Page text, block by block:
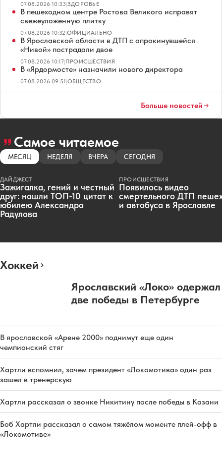
07.08.2026 10:33|ЗДОРОВЬЕ
В пешеходном центре Ростова Великого исправят
свежеуложенную плитку
07.08.2026 10:32|ОФИЦИАЛЬНО
В Ярославской области в ДТП с опрокинувшейся
«Нивой» пострадали двое
07.08.2026 10:17|ПРОИСШЕСТВИЯ
В «Ярдормосте» назначили нового директора
07.08.2026 09:51|ОБЩЕСТВО
Больше новостей
Самое читаемое
МЕСЯЦ НЕДЕЛЯ ВЧЕРА СЕГОДНЯ
ДАЙДЖЕСТ
Зажигалка, гений и честный
друг: нашли ТОП-10 цитат к
юбилею Александра
Радулова
ПРОИСШЕСТВИЯ
Появилось видео
смертельного ДТП
и автобуса в Ярославле
Хоккей
Ярославский «Локо» одержал
две победы в Петербурге
В ярославской «Арене 2000» поднимут еще один
чемпионский стяг
Хартли вспомнил, зачем президент «Локомотива» один раз
зашел в тренерскую
Хартли рассказал о звонке Никитину после победы в Казани
Боб Хартли рассказал о самом тяжёлом моменте плей-офф в
«Локомотиве»